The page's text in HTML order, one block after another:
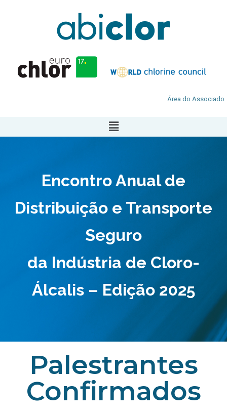
Área do Associado
Encontro Anual de
Distribuição e Transporte
Seguro
da Indústria de Cloro-
Álcalis – Edição 2025
Palestrantes
Confirmados